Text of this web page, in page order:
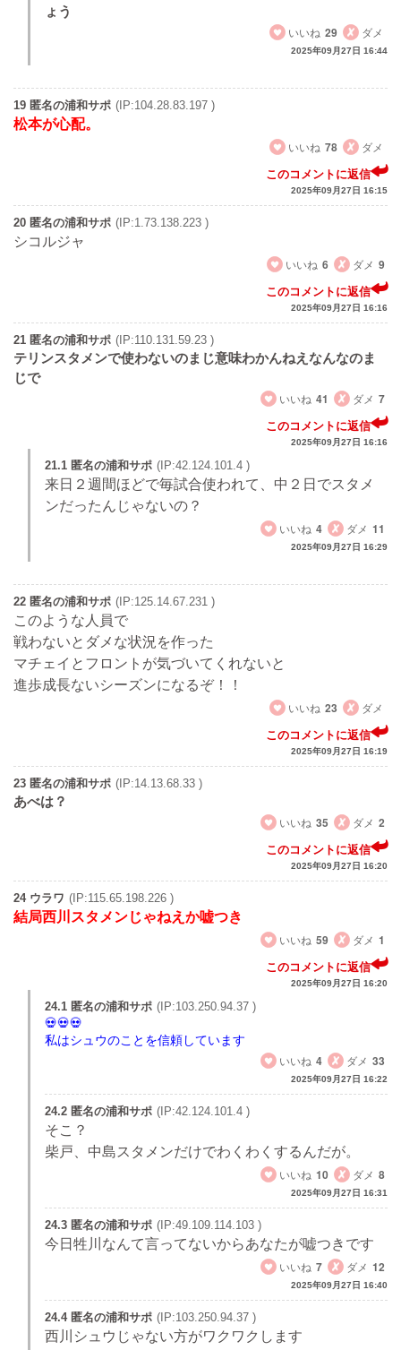
ょう
いいね 29 ダメ
2025年09月27日 16:44
19 匿名の浦和サポ (IP:104.28.83.197 )
松本が心配。
いいね 78 ダメ
このコメントに返信
2025年09月27日 16:15
20 匿名の浦和サポ (IP:1.73.138.223 )
シコルジャ
いいね 6 ダメ 9
このコメントに返信
2025年09月27日 16:16
21 匿名の浦和サポ (IP:110.131.59.23 )
テリンスタメンで使わないのまじ意味わかんねえなんなのま
じで
いいね 41 ダメ 7
このコメントに返信
2025年09月27日 16:16
21.1 匿名の浦和サポ (IP:42.124.101.4 )
来日２週間ほどで毎試合使われて、中２日でスタメ
ンだったんじゃないの？
いいね 4 ダメ 11
2025年09月27日 16:29
22 匿名の浦和サポ (IP:125.14.67.231 )
このような人員で
戦わないとダメな状況を作った
マチェイとフロントが気づいてくれないと
進歩成長ないシーズンになるぞ！！
いいね 23 ダメ
このコメントに返信
2025年09月27日 16:19
23 匿名の浦和サポ (IP:14.13.68.33 )
あべは？
いいね 35 ダメ 2
このコメントに返信
2025年09月27日 16:20
24 ウラワ (IP:115.65.198.226 )
結局西川スタメンじゃねえか嘘つき
いいね 59 ダメ 1
このコメントに返信
2025年09月27日 16:20
24.1 匿名の浦和サポ (IP:103.250.94.37 )
私はシュウのことを信頼しています
いいね 4 ダメ 33
2025年09月27日 16:22
24.2 匿名の浦和サポ (IP:42.124.101.4 )
そこ？
柴戸、中島スタメンだけでわくわくするんだが。
いいね 10 ダメ 8
2025年09月27日 16:31
24.3 匿名の浦和サポ (IP:49.109.114.103 )
今日牲川なんて言ってないからあなたが嘘つきです
いいね 7 ダメ 12
2025年09月27日 16:40
24.4 匿名の浦和サポ (IP:103.250.94.37 )
西川シュウじゃない方がワクワクします